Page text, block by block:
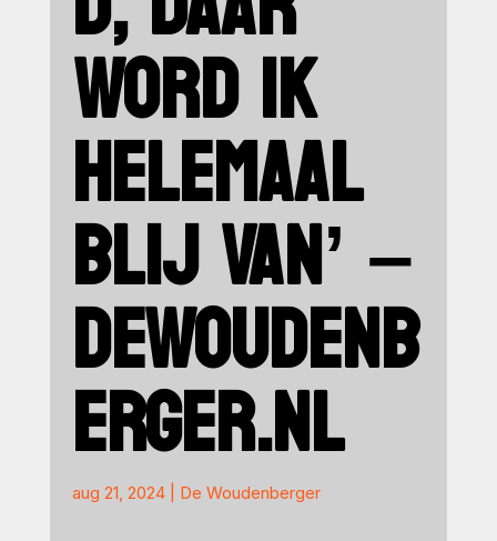
WORD IK
HELEMAAL
BLIJ VAN’ –
DEWOUDENB
ERGER.NL
aug 21, 2024| De Woudenberger